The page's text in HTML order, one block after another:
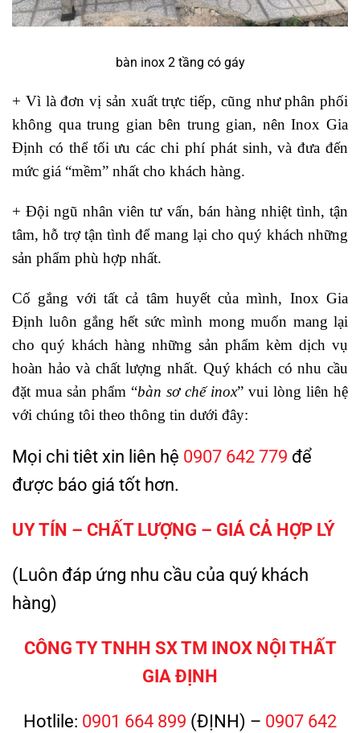
bàn inox 2 tầng có gáy
+ Vì là đơn vị sản xuất trực tiếp, cũng như phân phối
không qua trung gian bên trung gian, nên Inox Gia
Định có thể tối ưu các chi phí phát sinh, và đưa đến
mức giá “mềm” nhất cho khách hàng.
+ Đội ngũ nhân viên tư vấn, bán hàng nhiệt tình, tận
tâm, hỗ trợ tận tình để mang lại cho quý khách những
sản phẩm phù hợp nhất.
Cố gắng với tất cả tâm huyết của mình, Inox Gia
Định luôn gắng hết sức mình mong muốn mang lại
cho quý khách hàng những sản phẩm kèm dịch vụ
hoàn hảo và chất lượng nhất. Quý khách có nhu cầu
đặt mua sản phẩm “bàn sơ chế inox” vui lòng liên hệ
với chúng tôi theo thông tin dưới đây:
Mọi chi tiêt xin liên hệ 0907 642 779 để
được báo giá tốt hơn.
UY TÍN – CHẤT LƯỢNG – GIÁ CẢ HỢP LÝ
(Luôn đáp ứng nhu cầu của quý khách
hàng)
CÔNG TY TNHH SX TM INOX NỘI THẤT
GIA ĐỊNH
Hotlile: 0901 664 899 (ĐỊNH) – 0907 642